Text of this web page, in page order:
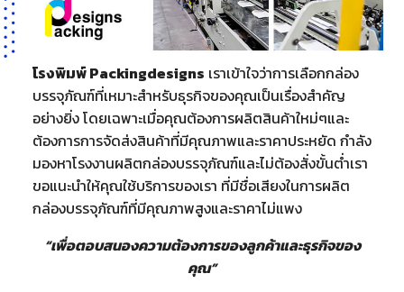
โรงพิมพ์ Packingdesigns เราเข้าใจว่าการเลือกกล่อง
บรรจุภัณฑ์ที่เหมาะสำหรับธุรกิจของคุณเป็นเรื่องสำคัญ
อย่างยิ่ง โดยเฉพาะเมื่อคุณต้องการผลิตสินค้าใหม่ๆและ
ต้องการการจัดส่งสินค้าที่มีคุณภาพและราคาประหยัด กำลัง
มองหาโรงงานผลิตกล่องบรรจุภัณฑ์และไม่ต้องสั่งขั้นต่ำเรา
ขอแนะนำให้คุณใช้บริการของเรา ที่มีชื่อเสียงในการผลิต
กล่องบรรจุภัณฑ์ที่มีคุณภาพสูงและราคาไม่แพง
“เพื่อตอบสนองความต้องการของลูกค้าและธุรกิจของ
คุณ”